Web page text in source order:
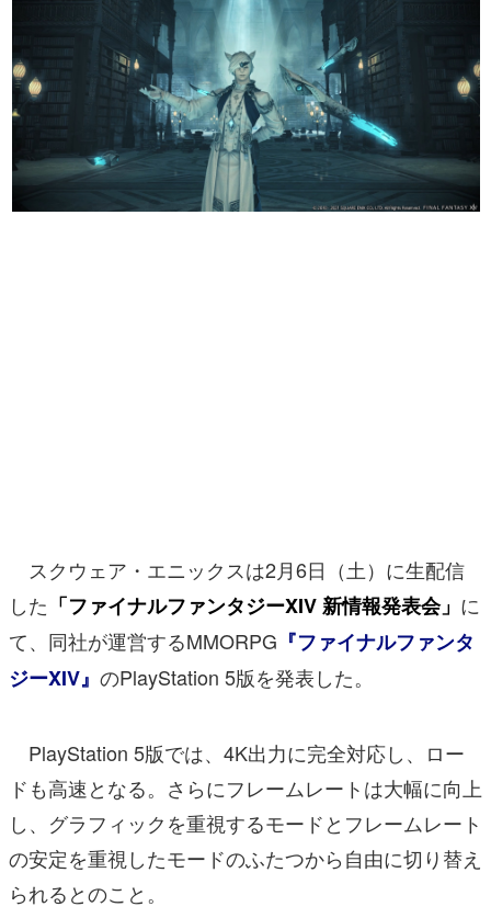
日本モバイルゲーム産業史
日本のモバイルゲーム史における主要なトピック・タイト
ルを網羅するほか、開発者へのインタビューや識者による
解説を掲載。約20年の歴史が一望できる決定版！
若ゲのいたり〜ゲームクリエイターの青春〜
『うつヌケ』『ペンと箸』等で知られるマンガ家・田中圭
一先生によるゲーム業界レポートマンガです。
なんでゲームは面白い？
アプリレビュー
その他
電ファミニコゲーマーとは？
スクウェア・エニックスは2月6日（土）に生配信
した 「ファイナルファンタジーXIV 新情報発表会」 に
て、同社が運営するMMORPG 『ファイナルファンタ
ジーXIV』 のPlayStation 5版を発表した。
PlayStation 5版では、4K出力に完全対応し、ロー
ドも高速となる。さらにフレームレートは大幅に向上
し、グラフィックを重視するモードとフレームレート
の安定を重視したモードのふたつから自由に切り替え
られるとのこと。